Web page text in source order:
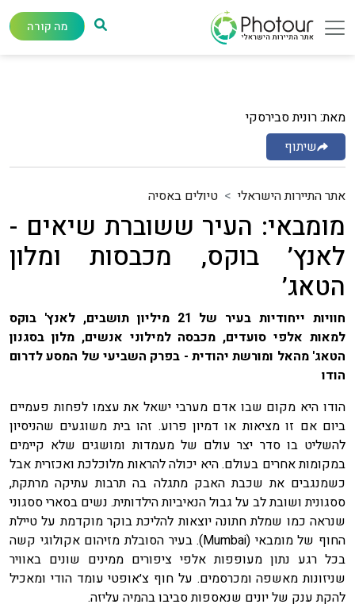
מה קורה
מאת: רונית סבירסקי
שיתוף
אתר התיירות הישראלי טיולים באסיה
מומבאי: העיר ששוברת שיאים -
לאנץ’ בוקס, מכבסות ומלון
הטאג’
חוויות ייחודיות בעיר של 21 מיליון תושבים, לאנץ' בוקס
למאות אלפי סועדים, מכבסה למילוני אנשים, מלון בסגנון
הטאג' מהאל ומורשת יהודית - בפרק השביעי של המסע לדרום
הודו
הודו היא מקום שבו אדם מערבי ישאל את עצמו לפחות פעמיים
ביום אם זו מציאות או דמיון פרוע. זהו בית משוגעים שהניסיון
להשליט בו סדר יצר עולם של מעמדות ומושגים שלא קיימים
במקומות אחרים בעולם. היא יכולה להראות מלוכלכת ואכזרית אבל
כשמנגבים את שכבת האבק מתגלה בה תרבות עתיקה מרתקת,
ססגונית ושובת לב על גבול הנאיביות הילדותית. נשים בסארי ססגוני
שנראה כמו שמלת חתונה יוצאות להליכת בוקר מוקדמת על טיילת
החוף של מומבאי (Mumbai). בעיר הסובלת מזיהום אקולוגי קשה
בכל רגע נתון מעופפות אלפי ציפורים ממינים שונים באוויר
שניזונות מאשפה ומכרסמים. על חוף צ׳אופטי עומד הודי ומאכיל
להקת ענק של יונים שנאספות סביבו בהמיה עליזה.